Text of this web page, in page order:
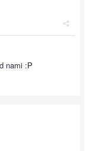
nami :P